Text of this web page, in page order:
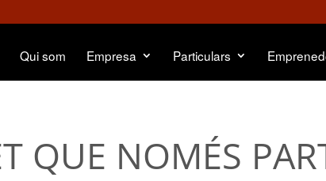
Qui som Empresa Particulars
QUE NOMÉS